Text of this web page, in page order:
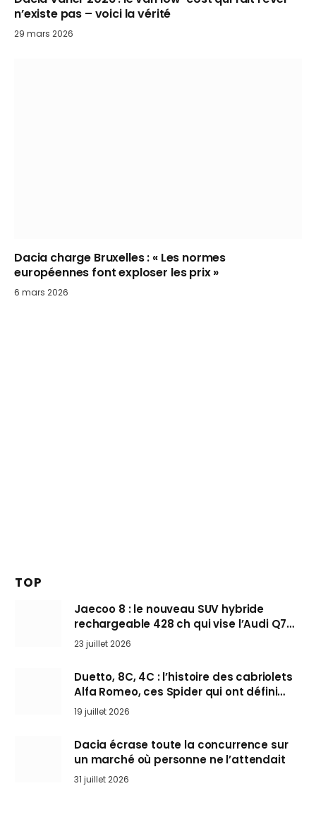
n’existe pas – voici la vérité
29 mars 2026
Dacia charge Bruxelles : « Les normes
européennes font exploser les prix »
6 mars 2026
TOP
Jaecoo 8 : le nouveau SUV hybride
rechargeable 428 ch qui vise l’Audi Q7
arrive en Europe cet automne
23 juillet 2026
Duetto, 8C, 4C : l’histoire des cabriolets
Alfa Romeo, ces Spider qui ont défini
l’art de rouler cheveux au vent
19 juillet 2026
Dacia écrase toute la concurrence sur
un marché où personne ne l’attendait
31 juillet 2026